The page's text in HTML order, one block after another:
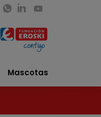
Mascotas